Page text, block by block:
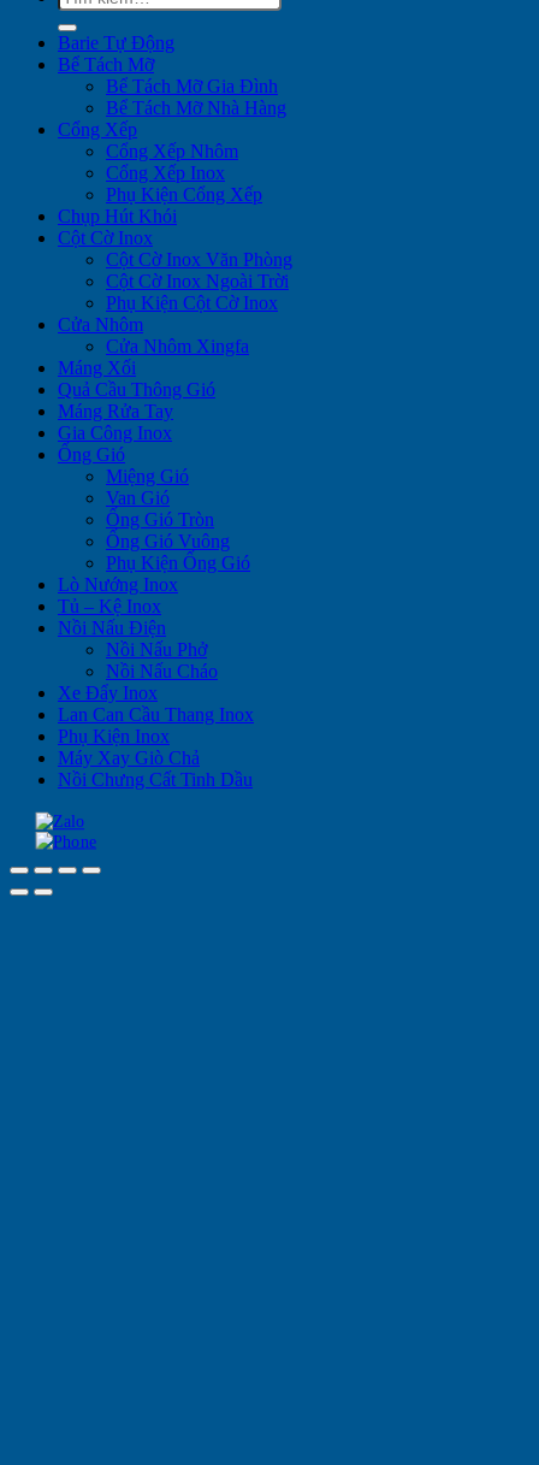
kiếm:
Barie Tự Động
Bể Tách Mỡ
Bể Tách Mỡ Gia Đình
Bể Tách Mỡ Nhà Hàng
Cổng Xếp
Cổng Xếp Nhôm
Cổng Xếp Inox
Phụ Kiện Cổng Xếp
Chụp Hút Khói
Cột Cờ Inox
Cột Cờ Inox Văn Phòng
Cột Cờ Inox Ngoài Trời
Phụ Kiện Cột Cờ Inox
Cửa Nhôm
Cửa Nhôm Xingfa
Máng Xối
Quả Cầu Thông Gió
Máng Rửa Tay
Gia Công Inox
Ống Gió
Miệng Gió
Van Gió
Ống Gió Tròn
Ống Gió Vuông
Phụ Kiện Ống Gió
Lò Nướng Inox
Tủ – Kệ Inox
Nồi Nấu Điện
Nồi Nấu Phở
Nồi Nấu Cháo
Xe Đẩy Inox
Lan Can Cầu Thang Inox
Phụ Kiện Inox
Máy Xay Giò Chả
Nồi Chưng Cất Tinh Dầu